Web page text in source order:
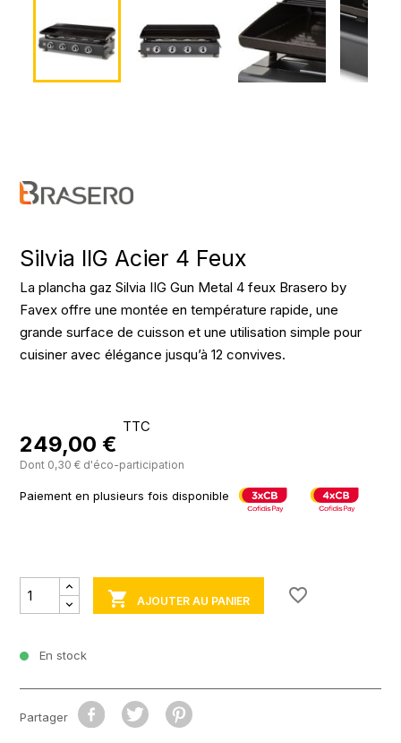
Silvia IIG Acier 4 Feux
La plancha gaz Silvia IIG Gun Metal 4 feux Brasero by
Favex offre une montée en température rapide, une
grande surface de cuisson et une utilisation simple pour
cuisiner avec élégance jusqu’à 12 convives.
249,00 €
TTC
Dont 0,30 € d'éco-participation
Paiement en plusieurs fois disponible
 AJOUTER AU PANIER favorite_border
En stock
Partager